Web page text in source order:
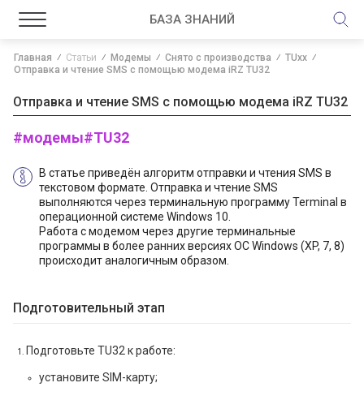
БАЗА ЗНАНИЙ
Главная Статьи Модемы Снято с производства
TUxx
Отправка и чтение SMS с помощью модема iRZ TU32
Отправка и чтение SMS с помощью модема iRZ TU32
#модемы#TU32
В статье приведён алгоритм отправки и чтения SMS в
текстовом формате. Отправка и чтение SMS
выполняются через терминальную программу Terminal в
операционной системе Windows 10.
Работа с модемом через другие терминальные
программы в более ранних версиях ОС Windows (XP, 7, 8)
происходит аналогичным образом.
Подготовительный этап
Подготовьте TU32 к работе:
установите SIM-карту;